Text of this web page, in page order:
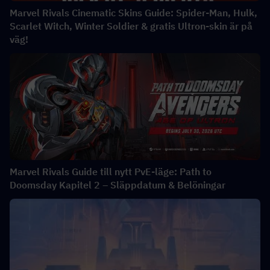
Marvel Rivals Cinematic Skins Guide: Spider-Man, Hulk,
Scarlet Witch, Winter Soldier & gratis Ultron-skin är på
väg!
Marvel Rivals Guide till nytt PvE-läge: Path to
Doomsday Kapitel 2 – Släppdatum & Belöningar